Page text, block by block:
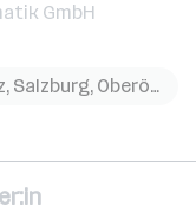
GmbH
, Salzburg, Oberösterreich